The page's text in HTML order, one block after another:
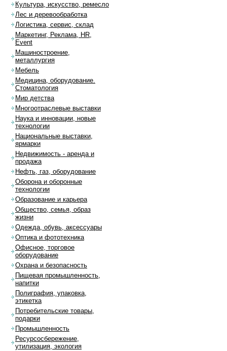
Культура, искусство, ремесло
Лес и деревообработка
Логистика, сервис, склад
Маркетинг, Реклама, HR,
Event
Машиностроение,
металлургия
Мебель
Медицина, оборудование.
Стоматология
Мир детства
Многоотраслевые выставки
Наука и инновации, новые
технологии
Национальные выставки,
ярмарки
Недвижимость - аренда и
продажа
Нефть, газ, оборудование
Оборона и оборонные
технологии
Образование и карьера
Общество, семья, образ
жизни
Одежда, обувь, аксессуары
Оптика и фототехника
Офисное, торговое
оборудование
Охрана и безопасность
Пищевая промышленность,
напитки
Полиграфия, упаковка,
этикетка
Потребительские товары,
подарки
Промышленность
Ресурсосбережение,
утилизация, экология